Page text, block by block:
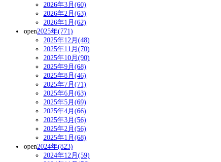
2026年3月(60)
2026年2月(63)
2026年1月(62)
open2025年(771)
2025年12月(48)
2025年11月(70)
2025年10月(90)
2025年9月(68)
2025年8月(46)
2025年7月(71)
2025年6月(63)
2025年5月(69)
2025年4月(66)
2025年3月(56)
2025年2月(56)
2025年1月(68)
open2024年(823)
2024年12月(59)